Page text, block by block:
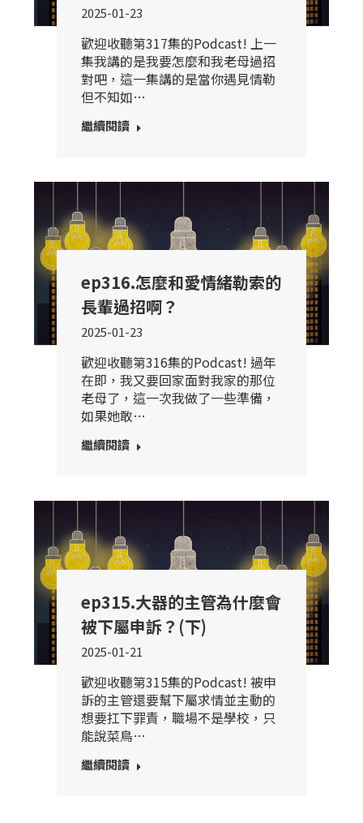
2025-01-23
歡迎收聽第317集的Podcast! 上一
集我講的是我要怎麼和我老母過招
對吧，這一集講的是當你遇見情勒
但不知如…
繼續閱讀
ep316.怎麼和愛情緒勒索的
長輩過招啊？
2025-01-23
歡迎收聽第316集的Podcast! 過年
在即，我又要回家面對我家的那位
老母了，這一次我做了一些準備，
如果她敢…
繼續閱讀
ep315.大器的主管為什麼會
被下屬申訴？(下)
2025-01-21
歡迎收聽第315集的Podcast! 被申
訴的主管還要幫下屬求情並主動的
想要扛下罪責，職場不是學校，只
能說菜鳥…
繼續閱讀